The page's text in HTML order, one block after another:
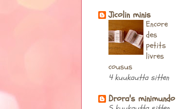
Jicolin minis
Encore
des
petits
livres
cousus
4 kuukautta sitten
Drora's minimundo